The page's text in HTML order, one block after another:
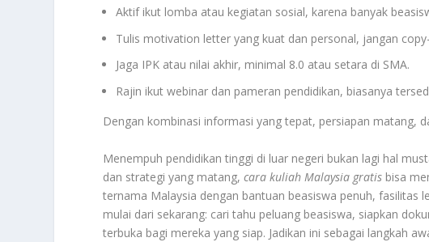
Aktif ikut lomba atau kegiatan sosial, karena banyak
Tulis motivation letter yang kuat dan personal, jangan
Jaga IPK atau nilai akhir, minimal 8.0 atau setara di SMA.
Rajin ikut webinar dan pameran pendidikan, biasanya
Dengan kombinasi informasi yang tepat, persiapan matang,
Menempuh pendidikan tinggi di luar negeri bukan lagi hal
dan strategi yang matang,cara kuliah Malaysia gratis bisa
ternama Malaysia dengan bantuan beasiswa penuh, fasilitas
mulai dari sekarang: cari tahu peluang beasiswa, siapkan
terbuka bagi mereka yang siap. Jadikan ini sebagai langkah